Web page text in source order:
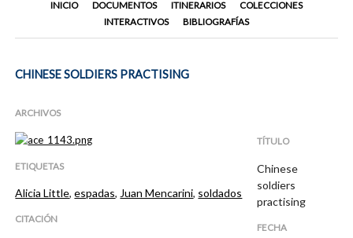
INICIO DOCUMENTOS ITINERARIOS
COLECCIONES
INTERACTIVOS
BIBLIOGRAFÍAS
CHINESE SOLDIERS PRACTISING
ARCHIVOS
ETIQUETAS
Alicia Little,espadas,Juan Mencarini, soldados
CITACIÓN
TÍTULO
Chinese
soldiers
practising
FECHA